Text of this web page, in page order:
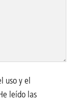
uso y el
leído las